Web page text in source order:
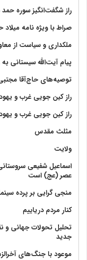
راز شگفت‌انگیز سوره
صراط با ویژه نامه
ملکداری و سیاست از
پیام آیت‌الله سیستانی
توصیه‌های حاج‌آقا
راز کین جویی غرب و
راز کین جویی غرب و
مثلث مقدس
ولايت‏
اسماعیل شفیعی
عصر (عج) است
منجی گرایی بر پرده
کنار مردم دریاییم
تحلیل تحولات جهانی
جدید
موعود با جنگ‌های